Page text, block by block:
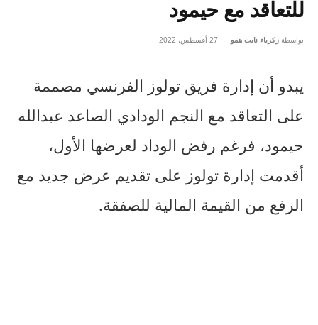
للتعاقد مع حيمود
بواسطة زكرياء نايت همو 27 أغسطس، 2022
يبدو أن إدارة فريق تولوز الفرنسي مصممة
على التعاقد مع النجم الودادي الصاعد عبدالله
حيمود، فرغم رفض الوداد لعرضها الأول،
أقدمت إدارة تولوز على تقديم عرض جديد مع
الرفع من القيمة المالية للصفقة.